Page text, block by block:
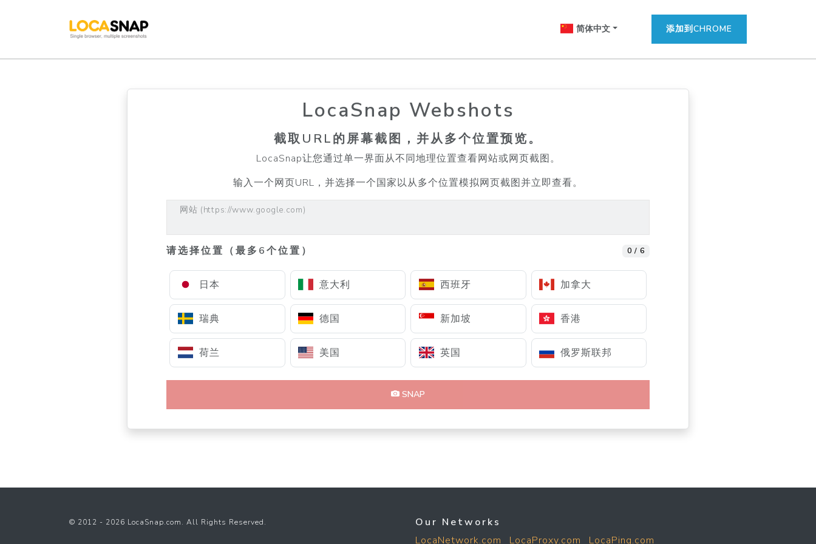
简体中文 添加到CHROME
LocaSnap Webshots
截取URL的屏幕截图，并从多个位置预览。
LocaSnap让您通过单一界面从不同地理位置查看网站或网页截图。
输入一个网页URL，并选择一个国家以从多个位置模拟网页截图并立即查看。
网站 (https://www.google.com)
请选择位置（最多6个位置） 0 / 6
日本 意大利 西班牙 加拿大
瑞典 德国 新加坡 香港
荷兰 美国 英国 俄罗斯联邦
SNAP
© 2012 - 2026 LocaSnap.com. All Rights Reserved.
Our Networks
LocaNetwork.com
LocaProxy.com LocaPing.com